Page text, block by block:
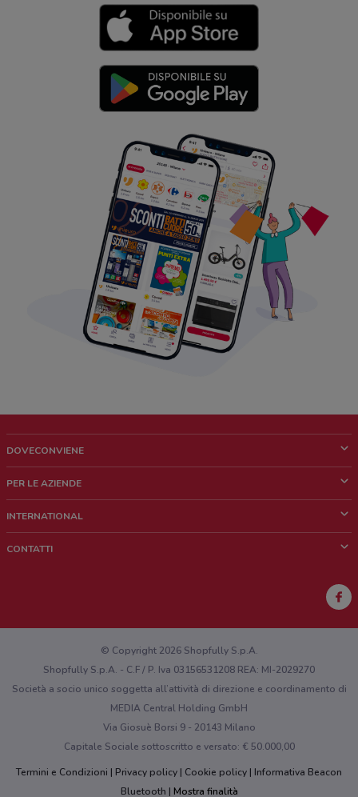
DOVECONVIENE
Chi siamo
Lavora con noi
PER LE AZIENDE
Richieste commerciali e marketing
INTERNATIONAL
CONTATTI
Hai un malfunzionamento sul web o sull'app?
© Copyright 2026 Shopfully S.p.A.
Shopfully S.p.A. - C.F / P. Iva 03156531208 REA: MI-2029270
Società a socio unico soggetta all’attività di direzione e coordinamento di
MEDIA Central Holding GmbH
Via Giosuè Borsi 9 - 20143 Milano
Capitale Sociale sottoscritto e versato: € 50.000,00
Termini e Condizioni
Privacy policy Cookie policy
Informativa Beacon
Bluetooth
Mostra finalità